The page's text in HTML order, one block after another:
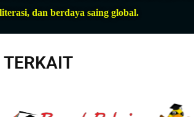
dan berdaya saing global.